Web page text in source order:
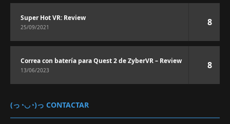
Super Hot VR: Review
25/09/2021 8
Correa con batería para Quest 2 de ZyberVR – Review
13/06/2023 8
(っ◔◡◔)っ CONTACTAR